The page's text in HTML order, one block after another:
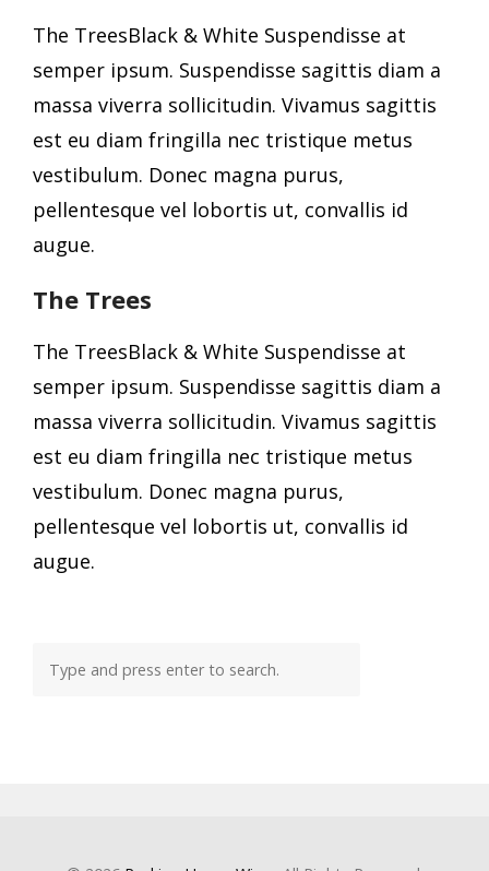
The TreesBlack & White Suspendisse at
semper ipsum. Suspendisse sagittis diam a
massa viverra sollicitudin. Vivamus sagittis
est eu diam fringilla nec tristique metus
vestibulum. Donec magna purus,
pellentesque vel lobortis ut, convallis id
augue.
The Trees
The TreesBlack & White Suspendisse at
semper ipsum. Suspendisse sagittis diam a
massa viverra sollicitudin. Vivamus sagittis
est eu diam fringilla nec tristique metus
vestibulum. Donec magna purus,
pellentesque vel lobortis ut, convallis id
augue.